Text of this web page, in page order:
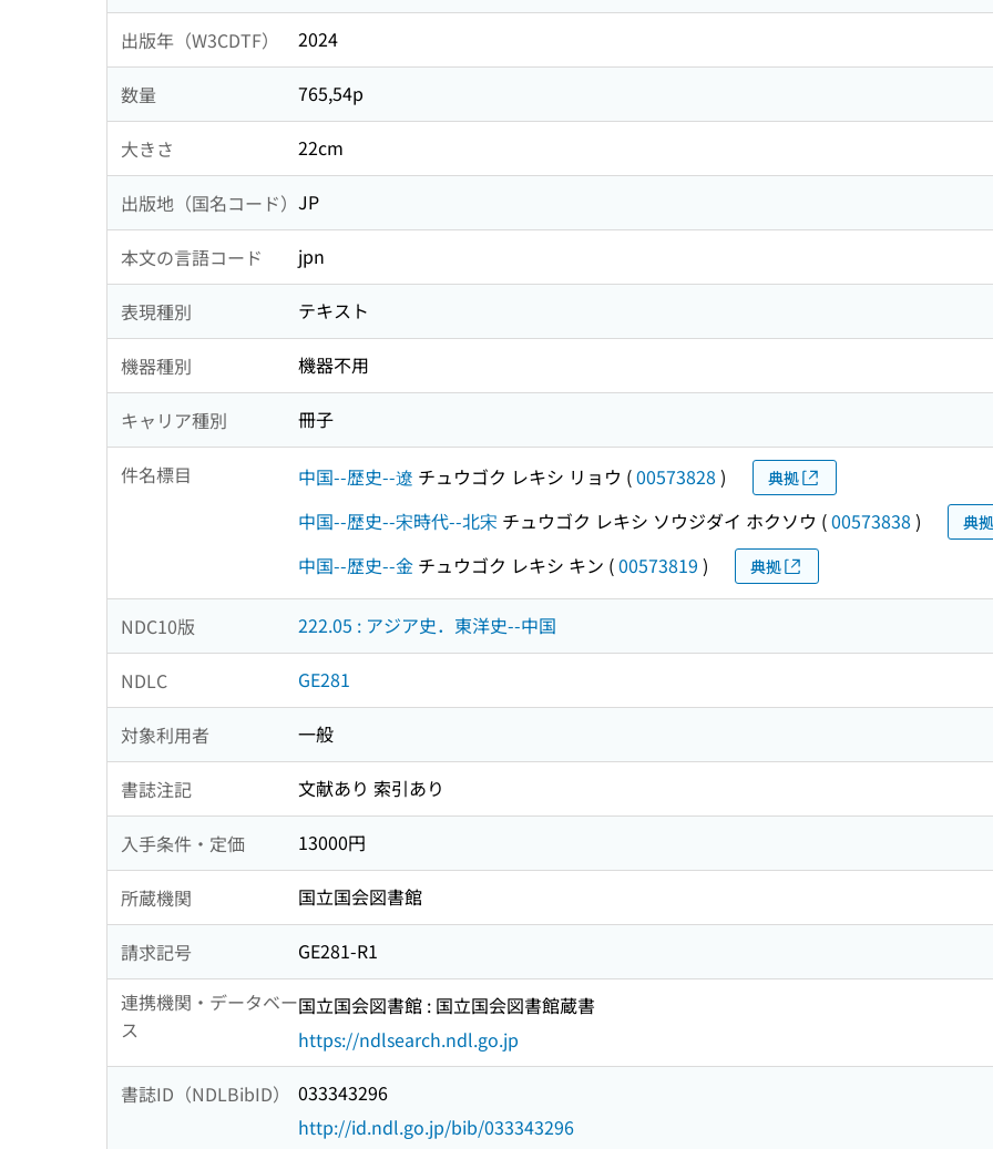
出版年（W3CDTF） 2024
数量 765,54p
大きさ 22cm
出版地（国名コード） JP
本文の言語コード jpn
表現種別 テキスト
機器種別 機器不用
キャリア種別 冊子
件名標目 中国--歴史--遼 チュウゴク レキシ リョウ (00573828 ) 典拠
中国--歴史--宋時代--北宋 チュウゴク レキシ ソウジダイ ホクソウ (00573838 ) 典拠
中国--歴史--金 チュウゴク レキシ キン (00573819 ) 典拠
NDC10版 222.05 : アジア史．東洋史--中国
NDLC GE281
対象利用者 一般
書誌注記 文献あり 索引あり
入手条件・定価 13000円
所蔵機関 国立国会図書館
請求記号
GE281-R1
連携機関・データベー
ス
国立国会図書館 : 国立国会図書館蔵書
https://ndlsearch.ndl.go.jp
書誌ID（NDLBibID）
033343296
http://id.ndl.go.jp/bib/033343296